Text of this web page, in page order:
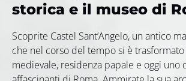
storica e il museo di
Scoprite Castel Sant’Angelo, un antico
che nel corso del tempo si è
medievale, residenza papale e oggi uno